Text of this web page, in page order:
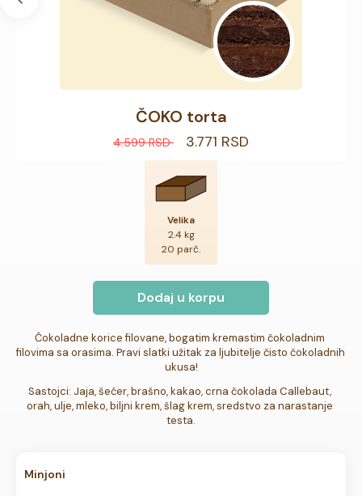
ČOKO torta
4.599 RSD 3.771 RSD
Velika
2.4 kg
20 parč.
Dodaj u korpu
Čokoladne korice filovane, bogatim kremastim čokoladnim
filovima sa orasima. Pravi slatki užitak za ljubitelje čisto čokoladnih
ukusa!
Sastojci: Jaja, šećer, brašno, kakao, crna čokolada Callebaut,
orah, ulje, mleko, biljni krem, šlag krem, sredstvo za narastanje
testa.
Minjoni